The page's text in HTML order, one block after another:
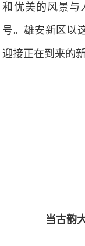
和优美的风景与
号。雄安新区以
迎接正在到来的
当古韵